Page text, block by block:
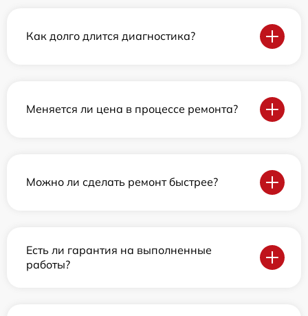
Как долго длится диагностика?
Меняется ли цена в процессе ремонта?
Можно ли сделать ремонт быстрее?
Есть ли гарантия на выполненные
работы?